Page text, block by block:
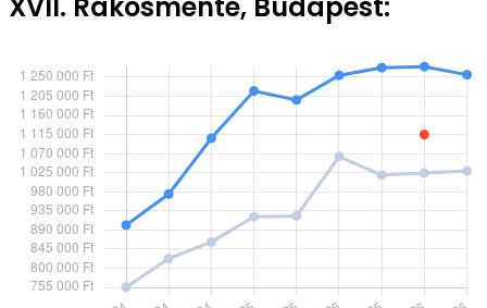
XVII. Rákosmente, Budapest: